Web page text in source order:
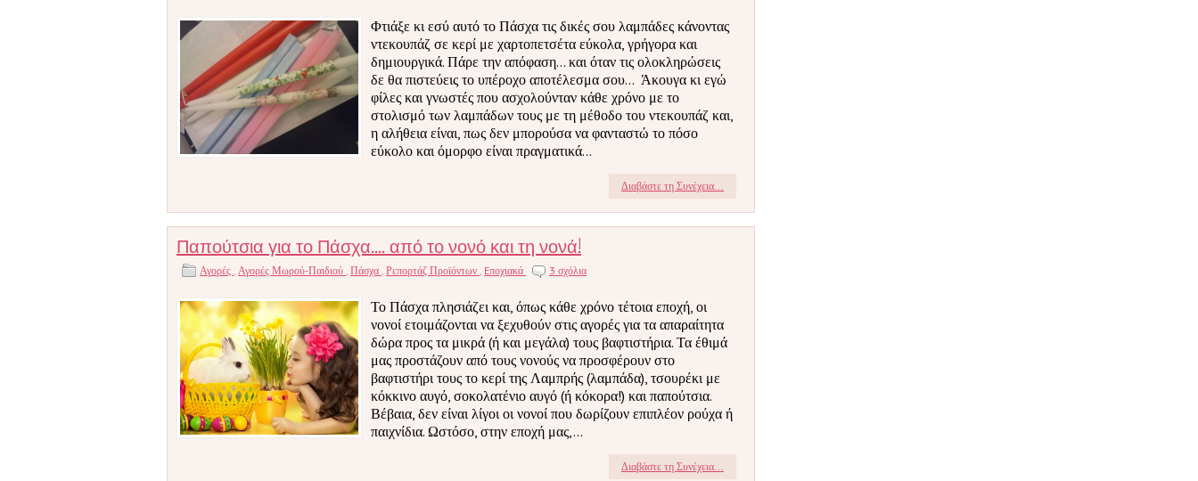
Φτιάξε κι εσύ αυτό το Πάσχα τις δικές σου λαμπάδες κάνοντας
ντεκουπάζ σε κερί με χαρτοπετσέτα εύκολα, γρήγορα και
δημιουργικά. Πάρε την απόφαση... και όταν τις ολοκληρώσεις
δε θα πιστεύεις το υπέροχο αποτέλεσμα σου... Άκουγα κι εγώ
φίλες και γνωστές που ασχολούνταν κάθε χρόνο με το
στολισμό των λαμπάδων τους με τη μέθοδο του ντεκουπάζ και,
η αλήθεια είναι, πως δεν μπορούσα να φανταστώ το πόσο
εύκολο και όμορφο είναι πραγματικά...
Διαβάστε τη Συνέχεια...
Παπούτσια για το Πάσχα.... από το νονό και τη νονά!
Αγορές , Αγορές Μωρού-Παιδιού , Πάσχα , Ρεπορτάζ Προϊόντων , Eποχιακά 3 σχόλια
Το Πάσχα πλησιάζει και, όπως κάθε χρόνο τέτοια εποχή, οι
νονοί ετοιμάζονται να ξεχυθούν στις αγορές για τα απαραίτητα
δώρα προς τα μικρά (ή και μεγάλα) τους βαφτιστήρια. Τα έθιμά
μας προστάζουν από τους νονούς να προσφέρουν στο
βαφτιστήρι τους το κερί της Λαμπρής (λαμπάδα), τσουρέκι με
κόκκινο αυγό, σοκολατένιο αυγό (ή κόκορα!) και παπούτσια.
Βέβαια, δεν είναι λίγοι οι νονοί που δωρίζουν επιπλέον ρούχα ή
παιχνίδια. Ωστόσο, στην εποχή μας,...
Διαβάστε τη Συνέχεια...